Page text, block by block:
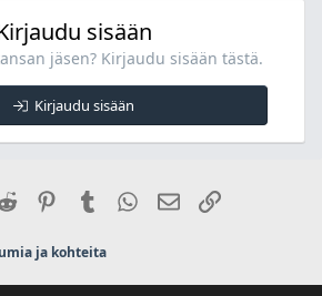
sisään
jäsen? Kirjaudu sisään tästä.
Kirjaudu sisään
Reddit PinterestTumblr WhatsApp
Sähköposti
Linkki
ja kohteita